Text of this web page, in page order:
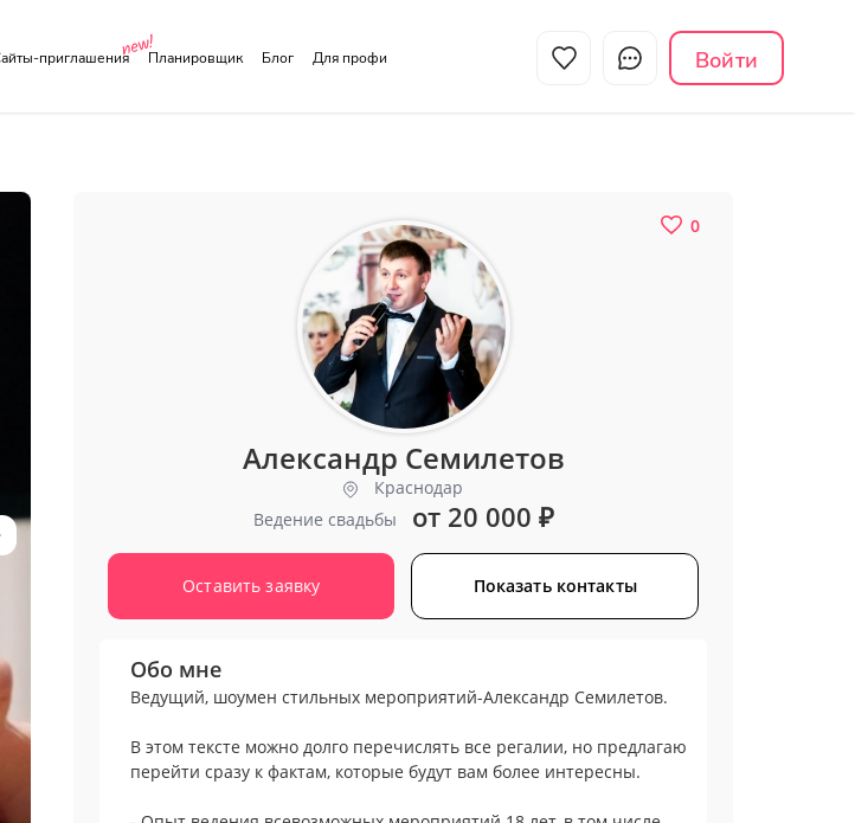
Войти
Сайты-приглашения Планировщик Блог Для профи
0
Александр Семилетов
Краснодар
Ведение свадьбы
от 20 000 ₽
Оставить заявку Показать контакты
Обо мне
Ведущий, шоумен стильных мероприятий-Александр Семилетов.
В этом тексте можно долго перечислять все регалии, но предлагаю
перейти сразу к фактам, которые будут вам более интересны.